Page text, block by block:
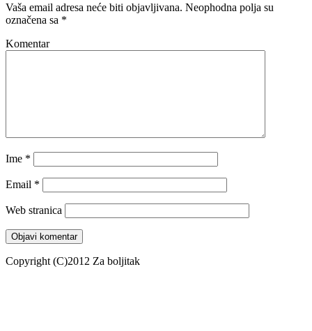
Vaša email adresa neće biti objavljivana. Neophodna polja su
označena sa *
Komentar
Ime *
Email *
Web stranica
Copyright (C)2012 Za boljitak